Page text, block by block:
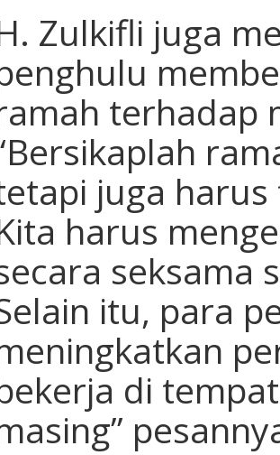
Zulkifli juga
terhadap
juga
harus
seksama
itu, para
di